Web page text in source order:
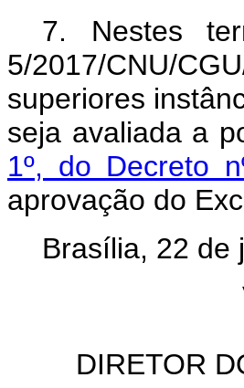
7. Nestes
5/2017/CNU/
superiores
seja avaliada a
1º, do Decreto
aprovação do
Brasília, 22 de
DIRETOR